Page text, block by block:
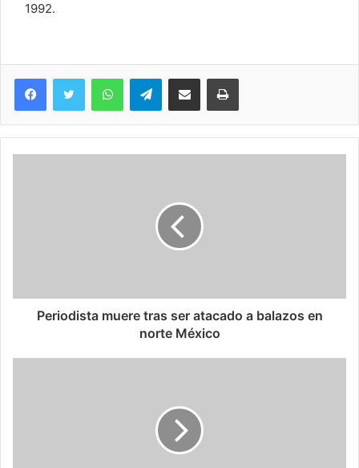
1992.
WhatsAppTelegramCompartir via Email Imprimi
Periodista muere tras ser atacado a balazos en
norte México